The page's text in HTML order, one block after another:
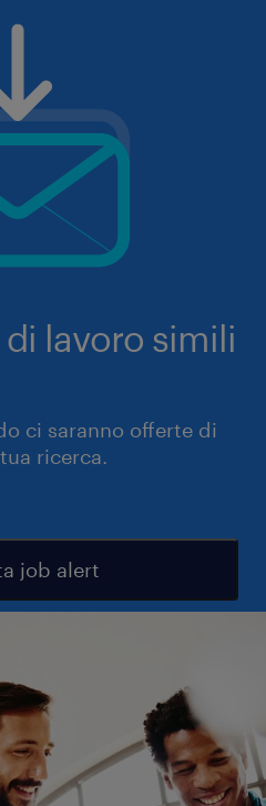
lavoro simili
ci saranno offerte di
ricerca.
job alert